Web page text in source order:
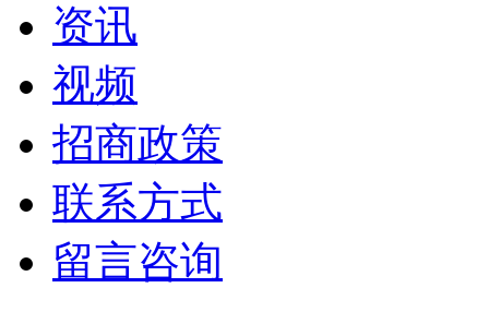
资讯
视频
招商政策
联系方式
留言咨询